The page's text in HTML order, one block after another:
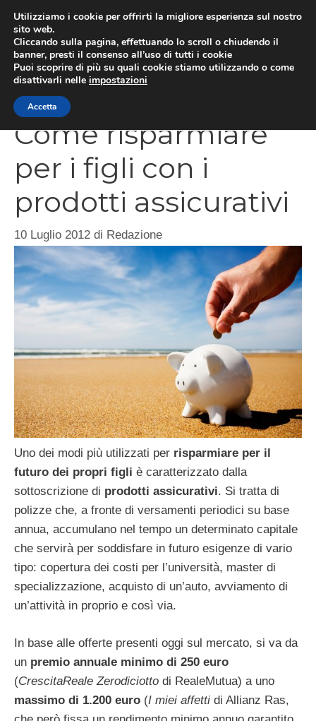
contenuto
Come risparmiare
per i figli con i
prodotti assicurativi
10 Luglio 2012 di Redazione
Uno dei modi più utilizzati per risparmiare per il
futuro dei propri figli è caratterizzato dalla
sottoscrizione di prodotti assicurativi. Si tratta di
polizze che, a fronte di versamenti periodici su base
annua, accumulano nel tempo un determinato capitale
che servirà per soddisfare in futuro esigenze di vario
tipo: copertura dei costi per l’università, master di
specializzazione, acquisto di un’auto, avviamento di
un’attività in proprio e così via.
In base alle offerte presenti oggi sul mercato, si va da
un premio annuale minimo di 250 euro
(CrescitaReale Zerodiciotto di RealeMutua) a uno
massimo di 1.200 euro (I miei affetti di Allianz Ras,
Utilizziamo i cookie per offrirti la migliore esperienza sul nostro
sito web.
Cliccando sulla pagina, effettuando lo scroll o chiudendo il
banner, presti il consenso all’uso di tutti i cookie
Puoi scoprire di più su quali cookie stiamo utilizzando o come
disattivarli nelle impostazioni
Accetta